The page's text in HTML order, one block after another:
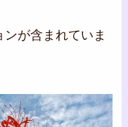
が含まれていま